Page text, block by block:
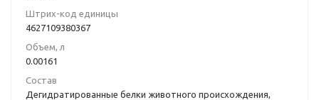
Штрих-код единицы
4627109380367
Объем, л
0.00161
Состав
Дегидратированные белки животного происхождения,